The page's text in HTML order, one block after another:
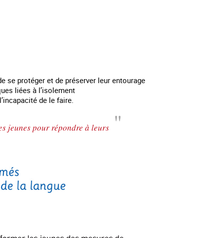
se protéger et de préserver leur entourage
liées à l’isolement
de le faire.
jeunes pour répondre à leurs